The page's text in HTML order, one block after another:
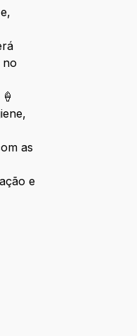
no
as
e